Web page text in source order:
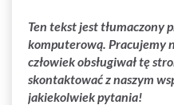
Ten tekst jest tłumaczony
komputerową. Pracujemy
człowiek obsługiwał tę
skontaktować z naszym
jakiekolwiek pytania!